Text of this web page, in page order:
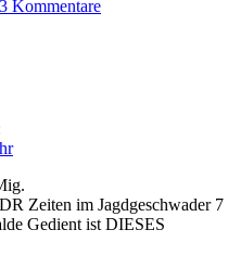
3 Kommentare
Zeiten im Jagdgeschwader 7
Gedient ist DIESES